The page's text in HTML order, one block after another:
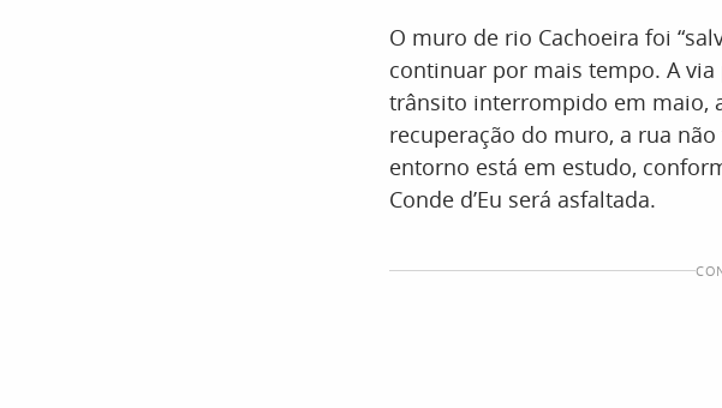
O muro de rio Cachoeira foi
continuar por mais tempo. A
trânsito interrompido em maio,
recuperação do muro, a rua
entorno está em estudo,
Conde d’Eu será asfaltada.